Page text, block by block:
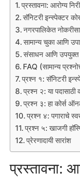
प्रस्तावना: आरोग्य
सॅनिटरी इन्स्पेक्टर
नगरपालिकेत
सामान्य चुका आणि
संसाधन आणि उपयुक्त
FAQ (सामान्य
प्रश्न १: सॅनिटरी
प्रश्न २: या पदासाठी
प्रश्न ३: हा कोर्स
प्रश्न ४: पगाराचे
प्रश्न ५: खाजगी
प्रेरणादायी सारांश
प्रस्तावना: